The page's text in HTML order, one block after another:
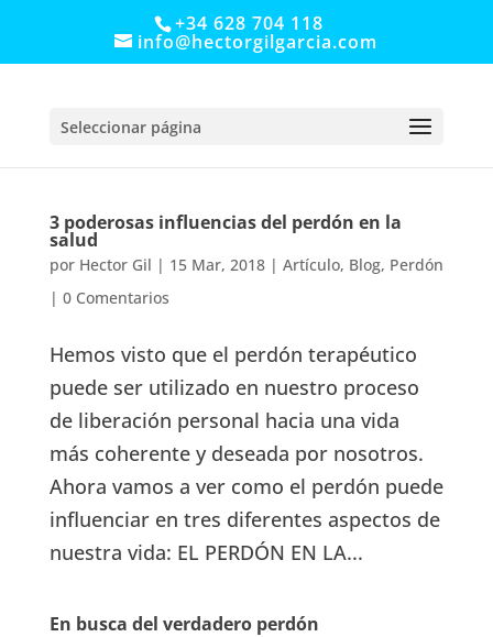
+34 628 704 118
info@hectorgilgarcia.com
Seleccionar página
3 poderosas influencias del perdón en la
salud
por Hector Gil | 15 Mar, 2018| Artículo, Blog, Perdón
| 0 Comentarios
Hemos visto que el perdón terapéutico
puede ser utilizado en nuestro proceso
de liberación personal hacia una vida
más coherente y deseada por nosotros.
Ahora vamos a ver como el perdón puede
influenciar en tres diferentes aspectos de
nuestra vida: EL PERDÓN EN LA...
En busca del verdadero perdón